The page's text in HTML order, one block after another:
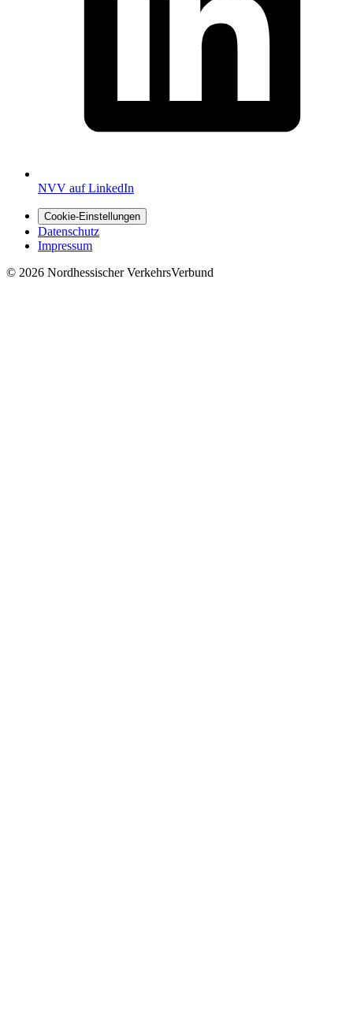
NVV auf LinkedIn
Cookie-Einstellungen
Datenschutz
Impressum
© 2026 Nordhessischer VerkehrsVerbund